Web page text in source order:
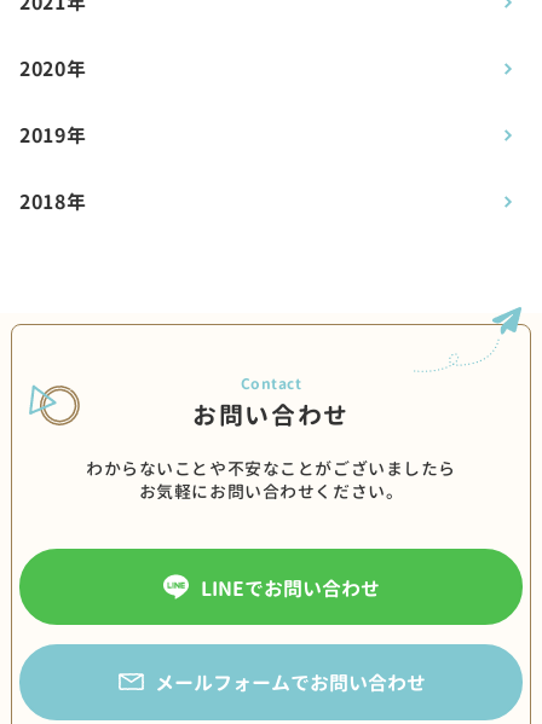
2020年
2019年
2018年
お問い合わせ
わからないことや不安なことがございましたら
お気軽にお問い合わせください。
LINEでお問い合わせ
メールフォームでお問い合わせ